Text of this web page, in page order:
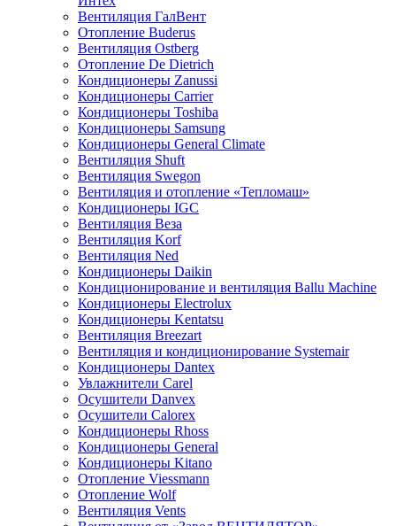
Вентиляция ГалВент
Отопление Buderus
Вентиляция Ostberg
Отопление De Dietrich
Кондиционеры Zanussi
Кондиционеры Carrier
Кондиционеры Toshiba
Кондиционеры Samsung
Кондиционеры General Climate
Вентиляция Shuft
Вентиляция Swegon
Вентиляция и отопление «Тепломаш»
Кондиционеры IGC
Вентиляция Веза
Вентиляция Korf
Вентиляция Ned
Кондиционеры Daikin
Кондиционирование и вентиляция Ballu Machine
Кондиционеры Electrolux
Кондиционеры Kentatsu
Вентиляция Breezart
Вентиляция и кондиционирование Systemair
Кондиционеры Dantex
Увлажнители Carel
Осушители Danvex
Осушители Calorex
Кондиционеры Rhoss
Кондиционеры General
Кондиционеры Kitano
Отопление Viessmann
Отопление Wolf
Вентиляция Vents